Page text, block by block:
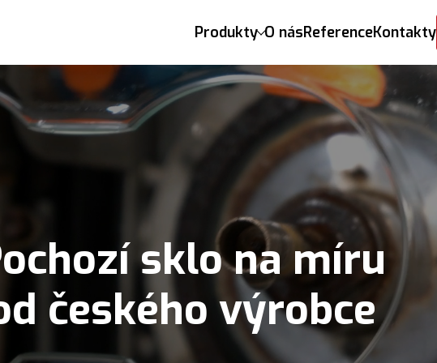
Produkty O násReferenceKontakty
sklo na míru
českého výrobce